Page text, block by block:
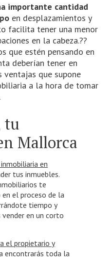
importante cantidad
en desplazamientos y
facilita tener una menor
en la cabeza.??
que estén pensando en
deberían tener en
que supone
a la hora de tomar
tu
Mallorca
en
tus inmuebles.
te
el proceso de la
tiempo y
vender en un corto
el propietario y
encontrarás toda la